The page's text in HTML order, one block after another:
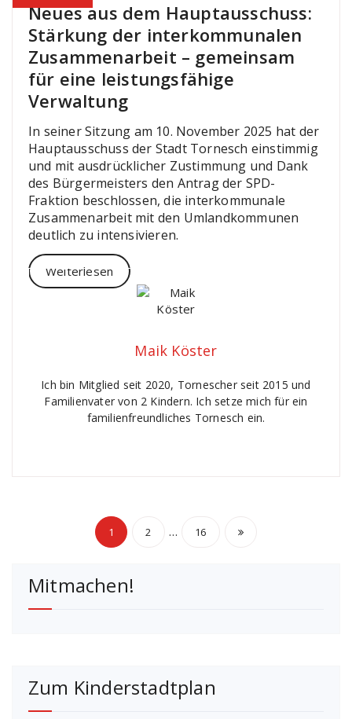
Neues aus dem Hauptausschuss:
Stärkung der interkommunalen
Zusammenarbeit – gemeinsam
für eine leistungsfähige
Verwaltung
In seiner Sitzung am 10. November 2025 hat der
Hauptausschuss der Stadt Tornesch einstimmig
und mit ausdrücklicher Zustimmung und Dank
des Bürgermeisters den Antrag der SPD-
Fraktion beschlossen, die interkommunale
Zusammenarbeit mit den Umlandkommunen
deutlich zu intensivieren.
Weiterlesen
Maik Köster
Ich bin Mitglied seit 2020, Tornescher seit 2015 und
Familienvater von 2 Kindern. Ich setze mich für ein
familienfreundliches Tornesch ein.
Beiträge
1 2 … 16
Mitmachen!
Zum Kinderstadtplan